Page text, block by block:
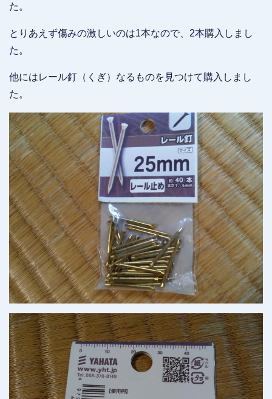
た。
とりあえず傷みの激しいのは1本なので、2本購入しまし
た。
他にはレール釘（くぎ）なるものを見つけて購入しまし
た。